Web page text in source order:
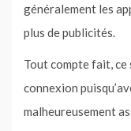
généralement les
plus de publicités.
Tout compte fait,
connexion
malheureusement